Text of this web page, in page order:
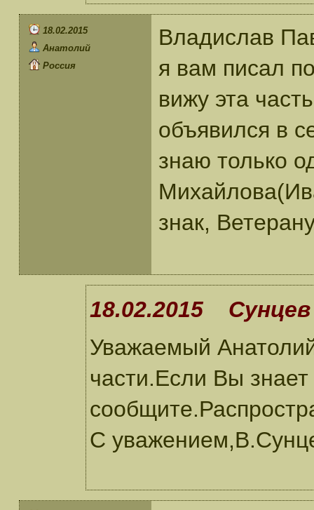
18.02.2015
Анатолий
Россия
Владислав
я вам писал
вижу эта
объявился в
знаю только
знак,
18.02.2015
Уважаемый
части.Если Вы
С